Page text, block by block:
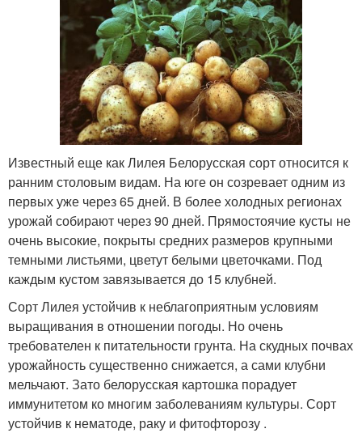
Известный еще как Лилея Белорусская сорт относится к
ранним столовым видам. На юге он созревает одним из
первых уже через 65 дней. В более холодных регионах
урожай собирают через 90 дней. Прямостоячие кусты не
очень высокие, покрыты средних размеров крупными
темными листьями, цветут белыми цветочками. Под
каждым кустом завязывается до 15 клубней.
Сорт Лилея устойчив к неблагоприятным условиям
выращивания в отношении погоды. Но очень
требователен к питательности грунта. На скудных почвах
урожайность существенно снижается, а сами клубни
мельчают. Зато белорусская картошка порадует
иммунитетом ко многим заболеваниям культуры. Сорт
устойчив к нематоде, раку и фитофторозу .